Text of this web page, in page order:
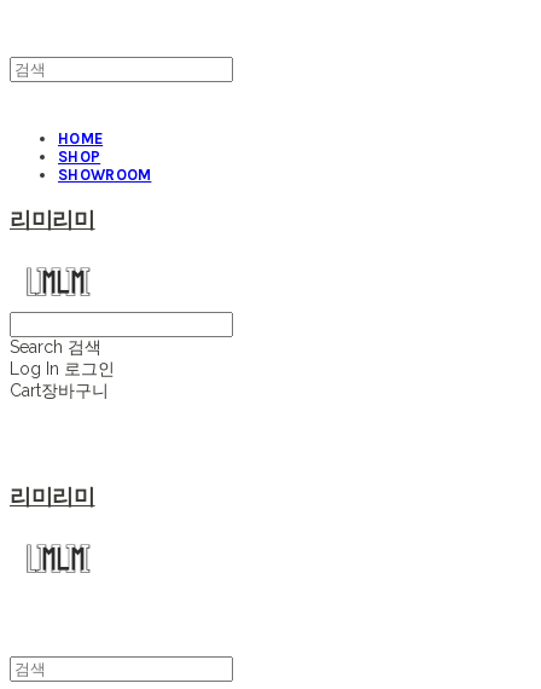
HOME
SHOP
SHOWROOM
리미리미
Search 검색
Log In 로그인
Cart장바구니
리미리미